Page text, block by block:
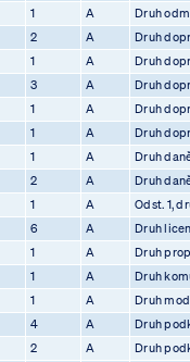
1 A Druh
2 A Druh
1 A Druh
3 A Druh
1 A Druh
1 A Druh
1 A Druh
2 A Druh
1 A Odst. 1,
6 A Druh
1 A Druh
1 A Druh
1 A Druh
4 A Druh
2 A Druh